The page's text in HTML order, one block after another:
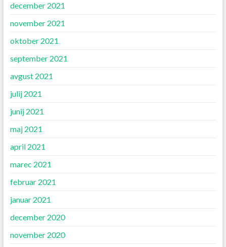
december 2021
november 2021
oktober 2021
september 2021
avgust 2021
julij 2021
junij 2021
maj 2021
april 2021
marec 2021
februar 2021
januar 2021
december 2020
november 2020